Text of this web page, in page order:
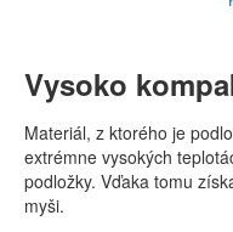
Vysoko
Materiál, z ktorého je
extrémne vysokých
podložky. Vďaka tomu
myši.